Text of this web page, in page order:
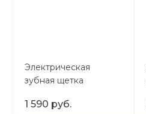
Электрическая
зубная щетка
1 590 руб.